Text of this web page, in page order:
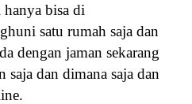
bisa di
satu rumah saja dan
dengan jaman sekarang
saja dan dimana saja dan